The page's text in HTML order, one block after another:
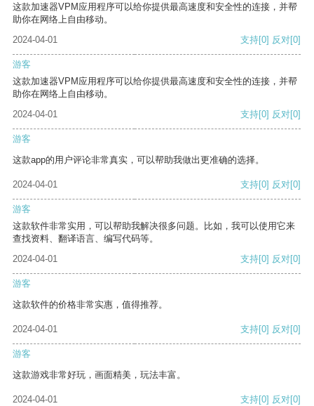
这款加速器VPM应用程序可以给你提供最高速度和安全性的连接，并帮
助你在网络上自由移动。
2024-04-01
支持[0] 反对[0]
游客
这款加速器VPM应用程序可以给你提供最高速度和安全性的连接，并帮
助你在网络上自由移动。
2024-04-01
支持[0] 反对[0]
游客
这款app的用户评论非常真实，可以帮助我做出更准确的选择。
2024-04-01 支持[0] 反对[0]
游客
这款软件非常实用，可以帮助我解决很多问题。比如，我可以使用它来
查找资料、翻译语言、编写代码等。
2024-04-01
支持[0] 反对[0]
游客
这款软件的价格非常实惠，值得推荐。
2024-04-01 支持[0] 反对[0]
游客
这款游戏非常好玩，画面精美，玩法丰富。
2024-04-01 支持[0] 反对[0]